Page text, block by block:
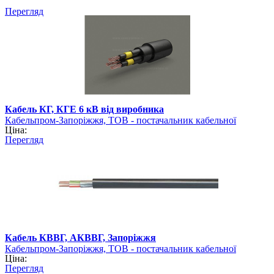
Перегляд
Кабель КГ, КГЕ 6 кВ від виробника
Кабельпром-Запоріжжя, ТОВ - постачальник кабельної
продукції
Ціна:
Перегляд
Кабель КВВГ, АКВВГ, Запоріжжя
Кабельпром-Запоріжжя, ТОВ - постачальник кабельної
продукції
Ціна:
Перегляд